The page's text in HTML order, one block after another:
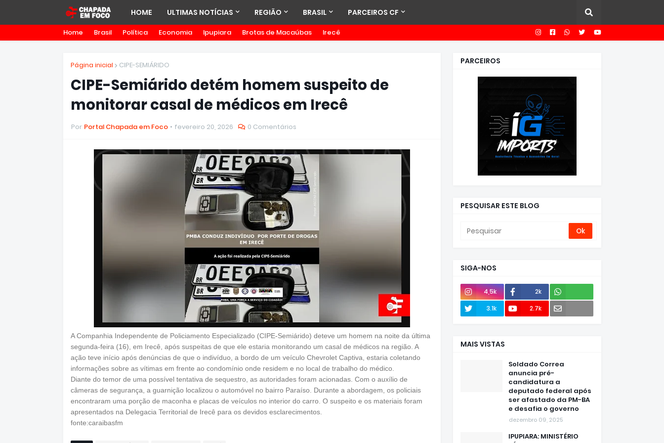
HOME ULTIMAS NOTÍCIAS REGIÃO BRASIL PARCEIROS CF
Home Brasil Política Economia Ipupiara Brotas de Macaúbas Irecê
Página inicial CIPE-SEMIÁRIDO
CIPE-Semiárido detém homem suspeito de
monitorar casal de médicos em Irecê
Por Portal Chapada em Foco fevereiro 20, 2026 0 Comentários
A Companhia Independente de Policiamento Especializado (CIPE-Semiárido) deteve um homem na noite da última
segunda-feira (16), em Irecê, após suspeitas de que ele estaria monitorando um casal de médicos na região. A
ação teve início após denúncias de que o indivíduo, a bordo de um veículo Chevrolet Captiva, estaria coletando
informações sobre as vítimas em frente ao condomínio onde residem e no local de trabalho do médico.
​Diante do temor de uma possível tentativa de sequestro, as autoridades foram acionadas. Com o auxílio de
câmeras de segurança, a guarnição localizou o automóvel no bairro Paraíso. Durante a abordagem, os policiais
encontraram uma porção de maconha e placas de veículos no interior do carro. O suspeito e os materiais foram
apresentados na Delegacia Territorial de Irecê para os devidos esclarecimentos.
fonte:caraibasfm
PARCEIROS
PESQUISAR ESTE BLOG
SIGA-NOS
4,5k
2k
3.1k
2.7k
MAIS VISTAS
Soldado Correa
anuncia pré-
candidatura a
deputado federal após
ser afastado da PM-BA
e desafia o governo
dezembro 09, 2025
IPUPIARA: MINISTÉRIO